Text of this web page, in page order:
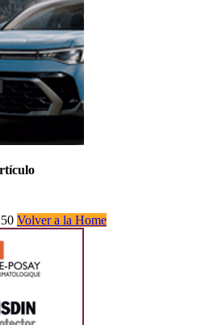
Volver a la Home